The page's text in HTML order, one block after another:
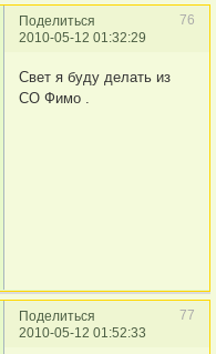
Поделиться
76
2010-05-12 01:32:29
Свет я буду делать из
СО Фимо .
Поделиться
77
2010-05-12 01:52:33